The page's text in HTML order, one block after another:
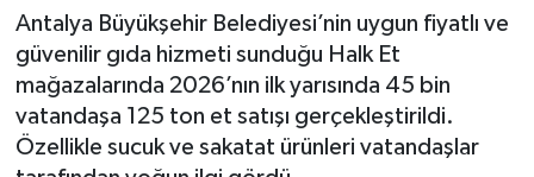
Antalya Büyükşehir Belediyesi’nin uygun fiyatlı ve
güvenilir gıda hizmeti sunduğu Halk Et
mağazalarında 2026’nın ilk yarısında 45 bin
vatandaşa 125 ton et satışı gerçekleştirildi.
Özellikle sucuk ve sakatat ürünleri vatandaşlar
Spor
Yaşam
Asayiş
Tüm Manşetler
Son Dakika Haberleri
Haber Arşivi